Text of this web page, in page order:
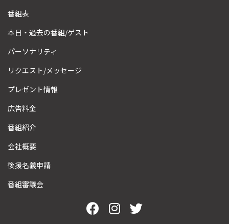
番組表
本日・過去の番組/ゲスト
パーソナリティ
リクエスト/メッセージ
プレゼント情報
広告料金
番組紹介
会社概要
後援名義申請
番組審議会